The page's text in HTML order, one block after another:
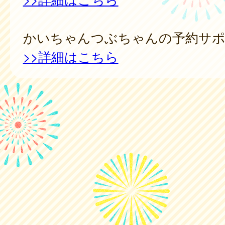
かいちゃんつぶちゃんの予約サ
>>詳細はこちら